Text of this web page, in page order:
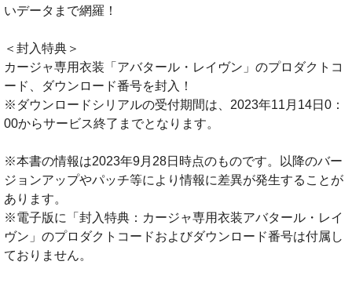
いデータまで網羅！
＜封入特典＞
カージャ専用衣装「アバタール・レイヴン」のプロダクトコ
ード、ダウンロード番号を封入！
※ダウンロードシリアルの受付期間は、2023年11月14日0：
00からサービス終了までとなります。
※本書の情報は2023年9月28日時点のものです。以降のバー
ジョンアップやパッチ等により情報に差異が発生することが
あります。
※電子版に「封入特典：カージャ専用衣装アバタール・レイ
ヴン」のプロダクトコードおよびダウンロード番号は付属し
ておりません。